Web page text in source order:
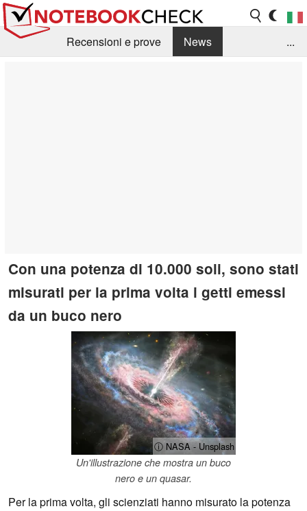
Recensioni e prove
News
...
Con una potenza di 10.000 soli, sono stati
misurati per la prima volta i getti emessi
da un buco nero
ⓘ NASA - Unsplash
Un'illustrazione che mostra un buco
nero e un quasar.
Per la prima volta, gli scienziati hanno misurato la potenza